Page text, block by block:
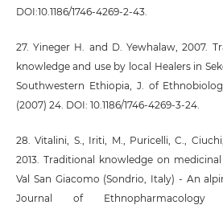
DOI:10.1186/1746-4269-2-43.
27. Yineger H. and D. Yewhalaw, 2007.
knowledge and use by local Healers in
Southwestern Ethiopia, J. of
(2007) 24. DOI: 10.1186/1746-4269-3-24.
28. Vitalini, S., Iriti, M., Puricelli, C.,
2013. Traditional knowledge on
Val San Giacomo (Sondrio, Italy) - An
Journal of Ethnopharmacology